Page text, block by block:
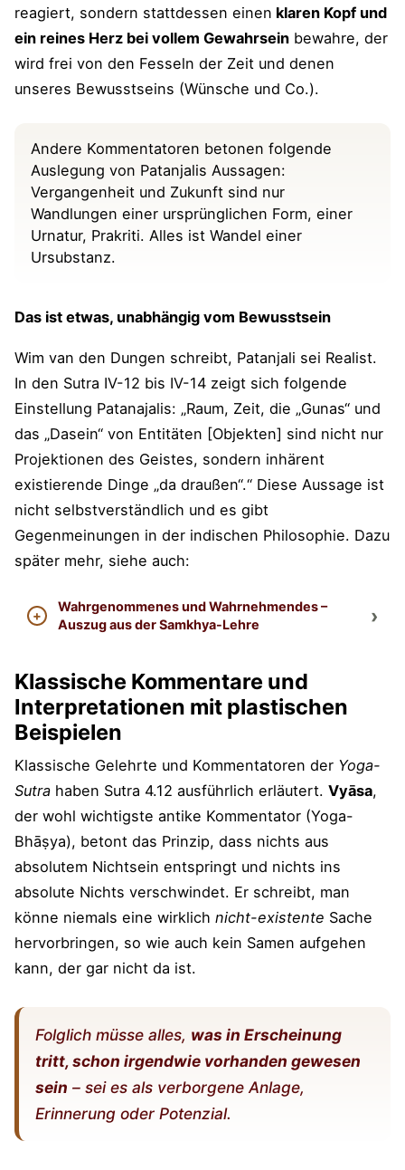
reagiert, sondern stattdessen einen klaren Kopf und
ein reines Herz bei vollem Gewahrsein bewahre, der
wird frei von den Fesseln der Zeit und denen
unseres Bewusstseins (Wünsche und Co.).
Andere Kommentatoren betonen folgende
Auslegung von Patanjalis Aussagen:
Vergangenheit und Zukunft sind nur
Wandlungen einer ursprünglichen Form, einer
Urnatur, Prakriti. Alles ist Wandel einer
Ursubstanz.
Das ist etwas, unabhängig vom Bewusstsein
Wim van den Dungen schreibt, Patanjali sei Realist.
In den Sutra IV-12 bis IV-14 zeigt sich folgende
Einstellung Patanajalis: „Raum, Zeit, die „Gunas“ und
das „Dasein“ von Entitäten [Objekten] sind nicht nur
Projektionen des Geistes, sondern inhärent
existierende Dinge „da draußen“.“ Diese Aussage ist
nicht selbstverständlich und es gibt
Gegenmeinungen in der indischen Philosophie. Dazu
später mehr, siehe auch:
Wahrgenommenes und Wahrnehmendes –
Auszug aus der Samkhya-Lehre
Klassische Kommentare und
Interpretationen mit plastischen
Beispielen
Klassische Gelehrte und Kommentatoren der Yoga-
Sutra haben Sutra 4.12 ausführlich erläutert. Vyāsa,
der wohl wichtigste antike Kommentator (Yoga-
Bhāṣya), betont das Prinzip, dass nichts aus
absolutem Nichtsein entspringt und nichts ins
absolute Nichts verschwindet. Er schreibt, man
könne niemals eine wirklich nicht-existente Sache
hervorbringen, so wie auch kein Samen aufgehen
kann, der gar nicht da ist.
Folglich müsse alles, was in Erscheinung
tritt, schon irgendwie vorhanden gewesen
sein – sei es als verborgene Anlage,
Erinnerung oder Potenzial.